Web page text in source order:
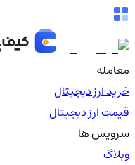
معامله
خرید ارز دیجیتال
قیمت ارز دیجیتال
سرویس ها
وبلاگ